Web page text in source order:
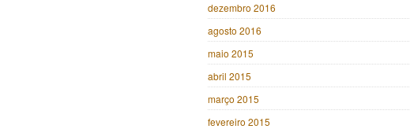
dezembro 2016
agosto 2016
maio 2015
abril 2015
março 2015
fevereiro 2015